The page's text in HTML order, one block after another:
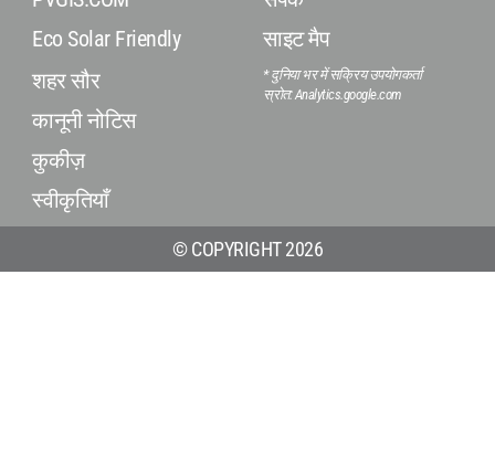
Eco Solar Friendly
शहर सौर
कानूनी नोटिस
कुकीज़
स्वीकृतियाँ
साइट मैप
* दुनिया भर में सक्रिय उपयोगकर्ता
स्रोत: Analytics.google.com
© COPYRIGHT 2026